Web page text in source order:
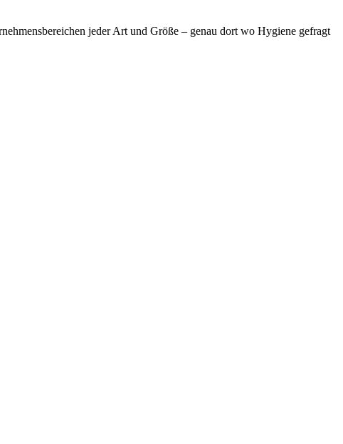
jeder Art und Größe – genau dort wo Hygiene gefragt